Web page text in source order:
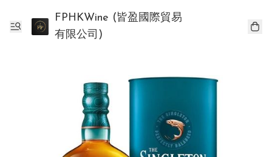
FPHKWine (皆盈國際貿易
有限公司)